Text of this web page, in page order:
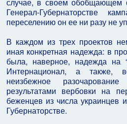
Генерал-Губернаторстве
переселению он ее ни разу не
В каждом из трех проектов
иная конкретная надежда: в
была, наверное, надежда на
Интернационал, а также,
неизбежное
результатами вербовки на
беженцев из числа украинцев
Губернаторстве.